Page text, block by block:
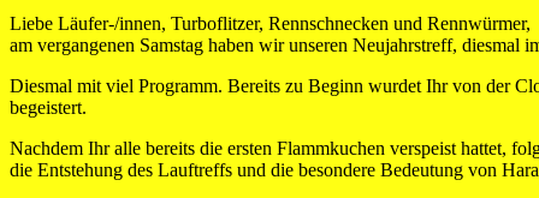
Liebe Läufer-/innen, Turboflitzer, Rennschnecken und Rennwürmer,
am vergangenen Samstag haben wir unseren Neujahrstreff, diesmal
Diesmal mit viel Programm. Bereits zu Beginn wurdet Ihr von der
begeistert.
Nachdem Ihr alle bereits die ersten Flammkuchen verspeist hattet,
die Entstehung des Lauftreffs und die besondere Bedeutung von